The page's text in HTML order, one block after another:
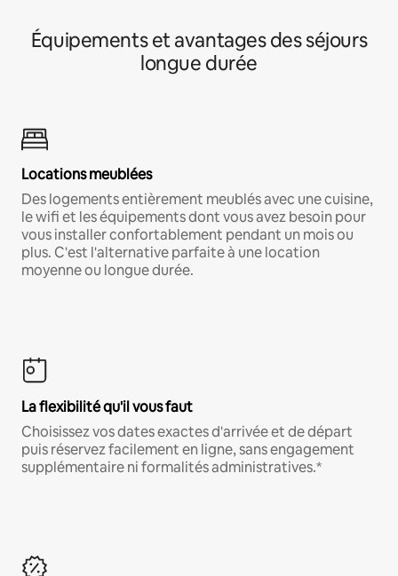
Équipements et avantages des séjours
longue durée
Locations meublées
Des logements entièrement meublés avec une cuisine,
le wifi et les équipements dont vous avez besoin pour
vous installer confortablement pendant un mois ou
plus. C'est l'alternative parfaite à une location
moyenne ou longue durée.
La flexibilité qu'il vous faut
Choisissez vos dates exactes d'arrivée et de départ
puis réservez facilement en ligne, sans engagement
supplémentaire ni formalités administratives.*